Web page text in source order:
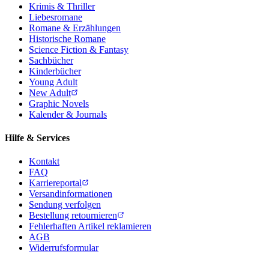
Krimis & Thriller
Liebesromane
Romane & Erzählungen
Historische Romane
Science Fiction & Fantasy
Sachbücher
Kinderbücher
Young Adult
New Adult
Graphic Novels
Kalender & Journals
Hilfe & Services
Kontakt
FAQ
Karriereportal
Versandinformationen
Sendung verfolgen
Bestellung retournieren
Fehlerhaften Artikel reklamieren
AGB
Widerrufsformular